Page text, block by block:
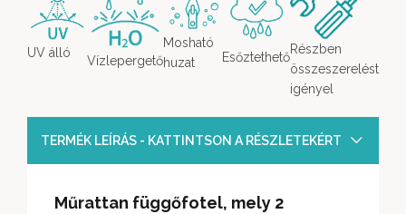
UV álló
Vízlepergető
Mosható
huzat
Esőztethető
Részben
összeszerelést
igényel
TERMÉK LEÍRÁS - KATTINTSON A RÉSZLETEKÉRT
Műrattan függőfotel, mely 2